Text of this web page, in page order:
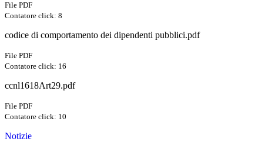
File PDF
Contatore click: 8
codice di comportamento dei dipendenti pubblici.pdf
File PDF
Contatore click: 16
ccnl1618Art29.pdf
File PDF
Contatore click: 10
Notizie